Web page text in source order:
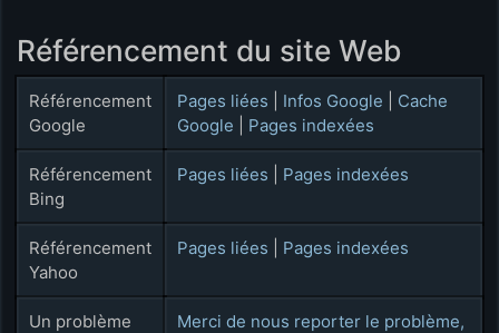
Référencement du site Web
Référencement
Google
Pages liées Infos Google
Cache
Google
Pages indexées
Référencement
Bing
Pages liées Pages indexées
Référencement
Yahoo
Pages liées Pages indexées
Un problème
Merci de nous reporter le problème,